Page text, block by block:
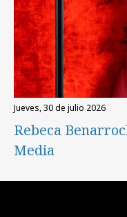
jueves, 30 de julio 2026
Rebeca
Media